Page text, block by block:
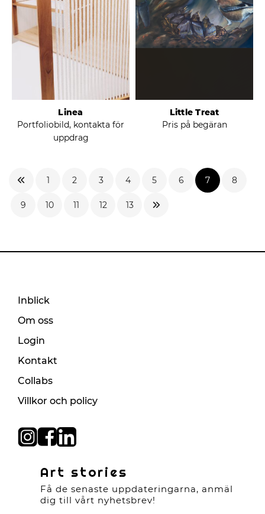
Linea
Portfoliobild, kontakta för
uppdrag
Little Treat
Pris på begäran
1 2 3 4 5 6 7 8
9 10 11 12 13
Inblick
Om oss
Login
Kontakt
Collabs
Villkor och policy
Art stories
Få de senaste uppdateringarna, anmäl
dig till vårt nyhetsbrev!